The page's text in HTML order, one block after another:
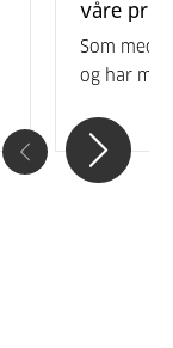
våre
Som
og har